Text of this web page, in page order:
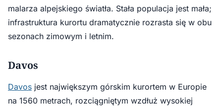
malarza alpejskiego światła. Stała populacja jest mała;
infrastruktura kurortu dramatycznie rozrasta się w obu
sezonach zimowym i letnim.
Davos
Davos jest największym górskim kurortem w Europie
na 1560 metrach, rozciągniętym wzdłuż wysokiej